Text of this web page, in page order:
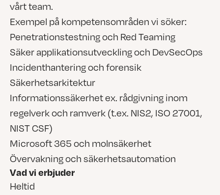
vårt team.
Exempel på kompetensområden vi söker:
Penetrationstestning och Red Teaming
Säker applikationsutveckling och DevSecOps
Incidenthantering och forensik
Säkerhetsarkitektur
Informationssäkerhet ex. rådgivning inom
regelverk och ramverk (t.ex. NIS2, ISO 27001,
NIST CSF)
Microsoft 365 och molnsäkerhet
Övervakning och säkerhetsautomation
Vad vi erbjuder
Heltid